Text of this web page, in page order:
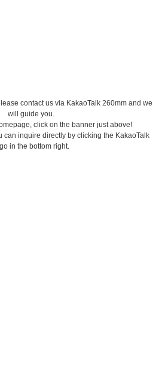
contact us via KakaoTalk 260mm and we
will guide you.
click on the banner just above!
can inquire directly by clicking the KakaoTalk
in the bottom right.